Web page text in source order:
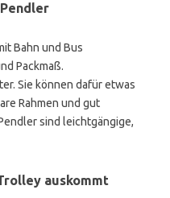
Bahn und Bus
Packmaß.
Sie können dafür etwas
Rahmen und gut
sind leichtgängige,
auskommt